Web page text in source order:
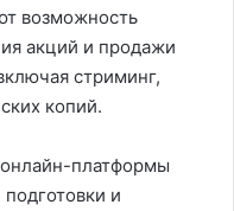
возможность
акций и продажи
стриминг,
копий.
платформы
и